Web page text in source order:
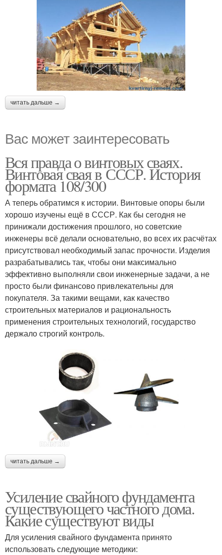
читать дальше →
Вас может заинтересовать
Вся правда о винтовых сваях.
Винтовая свая в СССР. История
формата 108/300
А теперь обратимся к истории. Винтовые опоры были
хорошо изучены ещё в СССР. Как бы сегодня не
принижали достижения прошлого, но советские
инженеры всё делали основательно, во всех их расчётах
присутствовал необходимый запас прочности. Изделия
разрабатывались так, чтобы они максимально
эффективно выполняли свои инженерные задачи, а не
просто были финансово привлекательны для
покупателя. За такими вещами, как качество
строительных материалов и рациональность
применения строительных технологий, государство
держало строгий контроль.
читать дальше →
Усиление свайного фундамента
существующего частного дома.
Какие существуют виды
Для усиления свайного фундамента принято
использовать следующие методики: